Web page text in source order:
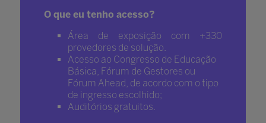
O que eu tenho acesso?
Área de exposição com +330
provedores de solução.
Acesso ao Congresso de Educação
Básica, Fórum de Gestores ou
Fórum Ahead, de acordo com o tipo
de ingresso escolhido;
Auditórios gratuitos.